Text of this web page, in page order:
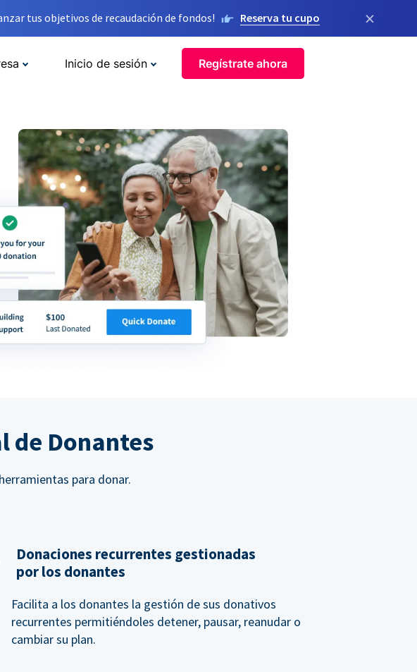
tus objetivos de recaudación de fondos! Reserva tu cupo ×
Inicio de sesión Regístrate ahora
de Donantes
para donar.
Donaciones recurrentes gestionadas
por los donantes
Facilita a los donantes la gestión de sus donativos
recurrentes permitiéndoles detener, pausar, reanudar o
cambiar su plan.